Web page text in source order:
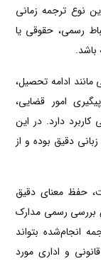
نوع ترجمه زمانی
رسمی، حقوقی یا
باشد.
مانند ادامه تحصیل،
امور قضایی،
کاربرد دارد. در این
دقیق بوده و از
حفظ معنای دقیق
بررسی رسمی مدارک
انجام‌شده بتواند
و اداری مورد